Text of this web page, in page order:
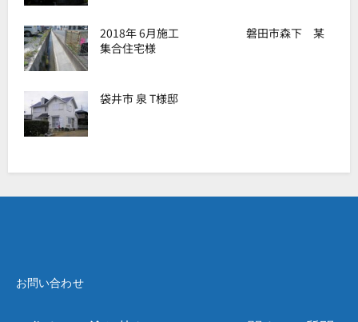
2018年 6月施工 磐田市森下 某
集合住宅様
袋井市 泉 T様邸
お問い合わせ